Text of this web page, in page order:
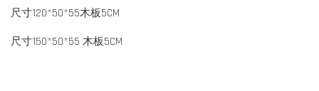
尺寸120*50*55木板5CM
尺寸150*50*55 木板5CM